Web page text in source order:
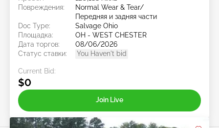
Повреждения:
Normal Wear & Tear/
Передняя и задняя части
Doc Type:
Salvage Ohio
Площадка:
OH - WEST CHESTER
Дата торгов:
08/06/2026
Статус ставки:
You Haven't bid
Current Bid:
$0
Join Live